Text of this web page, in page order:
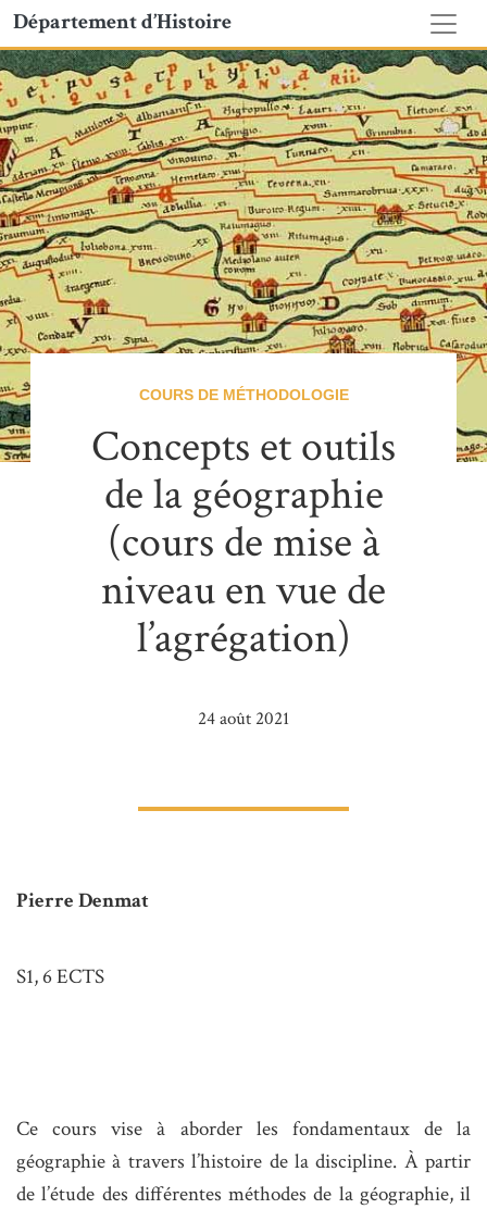
Département d’Histoire
COURS DE MÉTHODOLOGIE
Concepts et outils
de la géographie
(cours de mise à
niveau en vue de
l’agrégation)
24 août 2021
Pierre Denmat
S1, 6 ECTS
Ce cours vise à aborder les fondamentaux de la
géographie à travers l’histoire de la discipline. À partir
de l’étude des différentes méthodes de la géographie, il